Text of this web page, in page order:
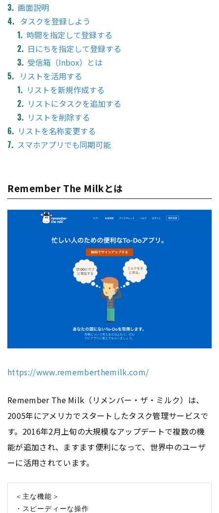
画面説明
タスクを登録しよう
時間を指定して登録する
日にちを指定して登録する
受信箱（Inbox）とは
リストを活用する
リストを新規作成する
リストにタスクを追加する
リストを削除する
リストを名称変更する
スマホアプリでも同期可能
Remember The Milkとは
https://www.rememberthemilk.com/
Remember The Milk（リメンバー・ザ・ミルク）は、
2005年にアメリカでスタートしたタスク管理サービスで
す。2016年2月上旬の大規模なアップデートで複数の機
能が追加され、ますます便利になって、世界中のユーザ
ーに活用されています。
＜主な機能＞
・スピーディーな操作